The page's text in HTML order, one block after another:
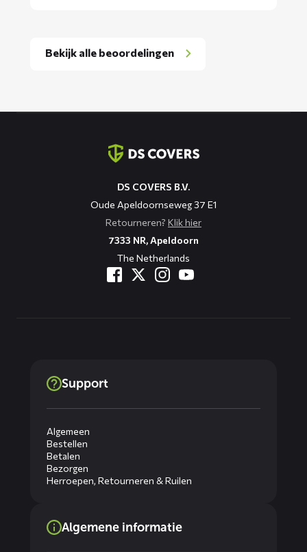
Bekijk alle beoordelingen
DS COVERS B.V.
Oude Apeldoornseweg 37 E1
Retourneren? Klik hier
7333 NR, Apeldoorn
The Netherlands
Support
Algemeen
Bestellen
Betalen
Bezorgen
Herroepen, Retourneren & Ruilen
Algemene informatie